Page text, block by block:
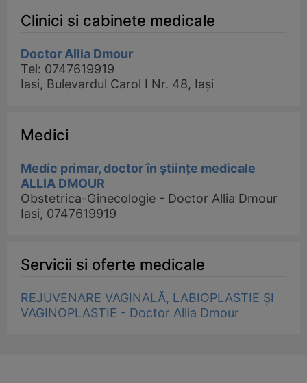
Clinici si cabinete medicale
Doctor Allia Dmour
Tel: 0747619919
Iasi, Bulevardul Carol I Nr. 48, Iași
Medici
Medic primar, doctor în științe medicale
ALLIA DMOUR
Obstetrica-Ginecologie - Doctor Allia Dmour
Iasi, 0747619919
Servicii si oferte medicale
REJUVENARE VAGINALĂ, LABIOPLASTIE ȘI
VAGINOPLASTIE - Doctor Allia Dmour